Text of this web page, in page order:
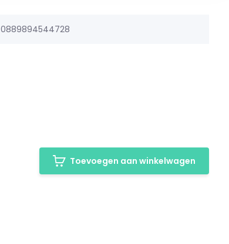
0889894544728
Toevoegen aan winkelwagen